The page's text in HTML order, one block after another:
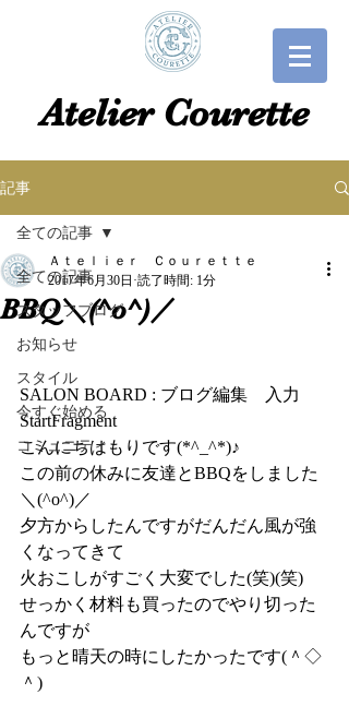
​​Atelier Courette​
記事
全ての記事
スタッフブログ
お知らせ
スタイル
今すぐ始める
コミュニティ
全ての記事
BBQ＼(^o^)／
Ａｔｅｌｉｅｒ Ｃｏｕｒｅｔｔｅ
2017年6月30日 読了時間: 1分
SALON BOARD : ブログ編集　入力
StartFragment
こんにちはもりです(*^_^*)♪
この前の休みに友達とBBQをしました
＼(^o^)／
夕方からしたんですがだんだん風が強
くなってきて
火おこしがすごく大変でした(笑)(笑)
せっかく材料も買ったのでやり切った
んですが
もっと晴天の時にしたかったです(＾◇
＾)